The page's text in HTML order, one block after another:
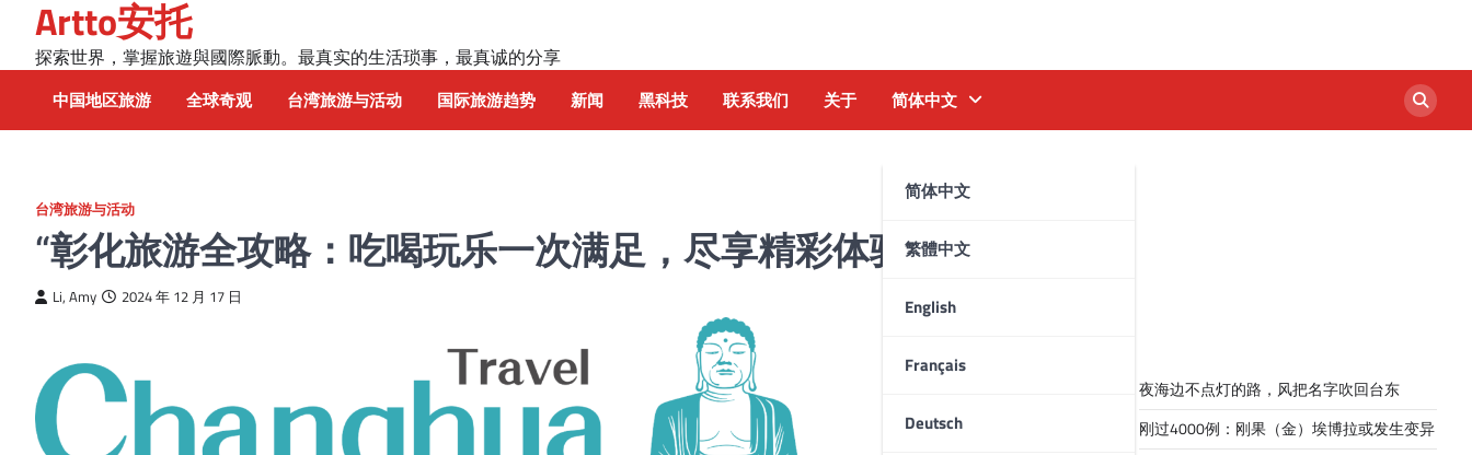
content
Artto安托
探索世界，掌握旅遊與國際脈動。最真实的生活琐事，最真诚的分享
中国地区旅游 全球奇观 台湾旅游与活动 国际旅游趋势 新闻 黑科技 联系我们 关于 简体中文
简体中文
繁體中文
English
Français
Deutsch
台湾旅游与活动
“彰化旅游全攻略：吃喝玩乐一次满足，尽享精彩体验！”
Li, Amy 2024 年 12 月 17 日
夜海边不点灯的路，风把名字吹回台东
刚过4000例：刚果（金）埃博拉或发生变异